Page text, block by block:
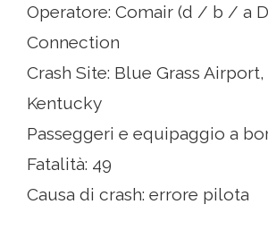
Operatore: Comair (d / b / a
Connection
Crash Site: Blue Grass
Kentucky
Passeggeri e equipaggio a
Fatalità: 49
Causa di crash: errore pilota